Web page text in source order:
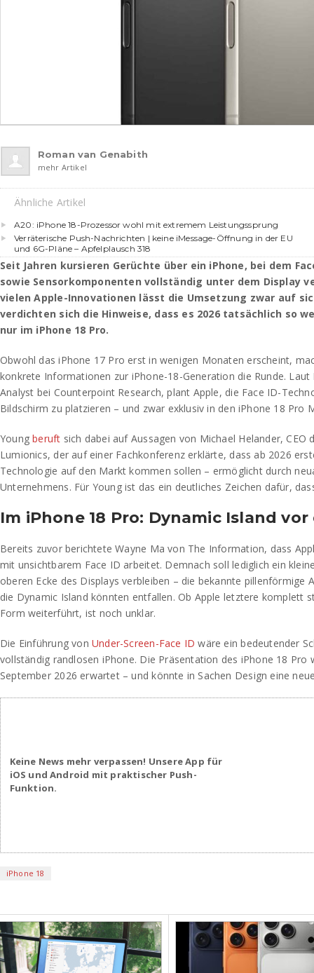
Roman van Genabith
mehr Artikel
Ähnliche Artikel
A20: iPhone 18-Prozessor wohl mit extremem Leistungssprung
Verräterische Push-Nachrichten | keine iMessage-Öffnung in der EU
und 6G-Pläne – Apfelplausch 318
Seit Jahren kursieren Gerüchte über ein iPhone, bei dem
sowie Sensorkomponenten vollständig unter dem Display
vielen Apple-Innovationen lässt die Umsetzung zwar auf
verdichten sich die Hinweise, dass es 2026 tatsächlich so
nur im iPhone 18 Pro.
Obwohl das iPhone 17 Pro erst in wenigen Monaten erscheint,
konkrete Informationen zur iPhone-18-Generation die Runde. Laut
Analyst bei Counterpoint Research, plant Apple, die Face ID-
Bildschirm zu platzieren – und zwar exklusiv in den iPhone 18 Pro
Youngberuft sich dabei auf Aussagen von Michael Helander, CEO
Lumionics, der auf einer Fachkonferenz erklärte, dass ab 2026
Technologie auf den Markt kommen sollen – ermöglicht durch
Unternehmens. Für Young ist das ein deutliches Zeichen dafür,
Im iPhone 18 Pro: Dynamic Island vor
Bereits zuvor berichtete Wayne Ma von The Information, dass
mit unsichtbarem Face ID arbeitet. Demnach soll lediglich ein
oberen Ecke des Displays verbleiben – die bekannte pillenförmige
die Dynamic Island könnten entfallen. Ob Apple letztere komplett
Form weiterführt, ist noch unklar.
Die Einführung von Under-Screen-Face ID wäre ein bedeutender
vollständig randlosen iPhone. Die Präsentation des iPhone 18 Pro
September 2026 erwartet – und könnte in Sachen Design eine
Keine News mehr verpassen! Unsere App für
iOS und Android mit praktischer Push-
Funktion.
iPhone 18